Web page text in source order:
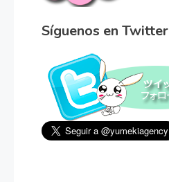
Síguenos en Twitter